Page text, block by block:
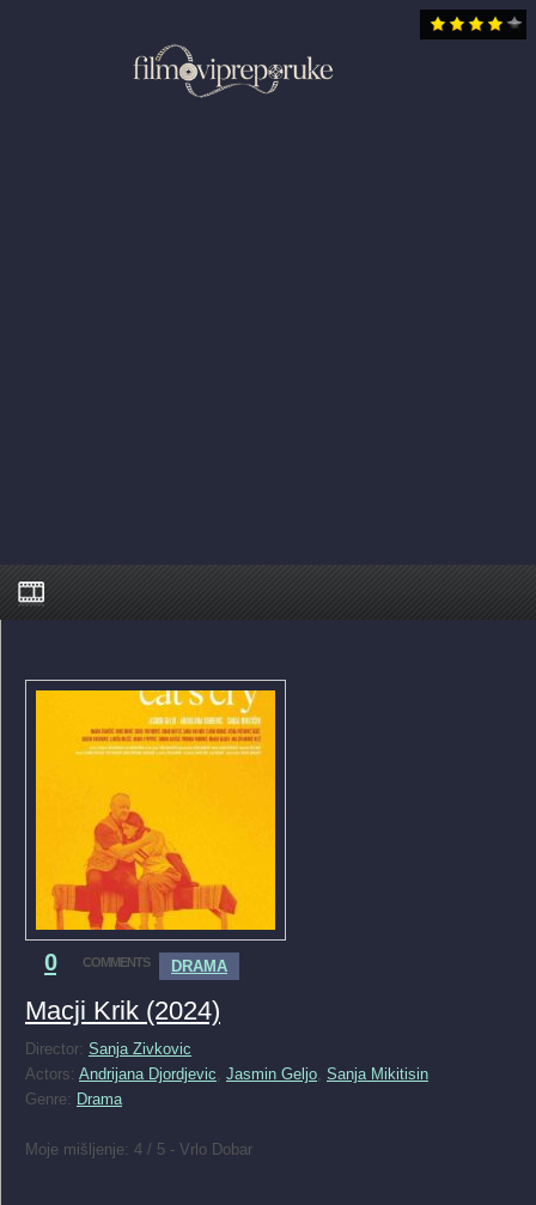
0 COMMENTS DRAMA
Macji Krik (2024)
Director: Sanja Zivkovic
Actors: Andrijana Djordjevic, Jasmin Geljo, Sanja Mikitisin
Genre: Drama
Moje mišljenje: 4 / 5 - Vrlo Dobar